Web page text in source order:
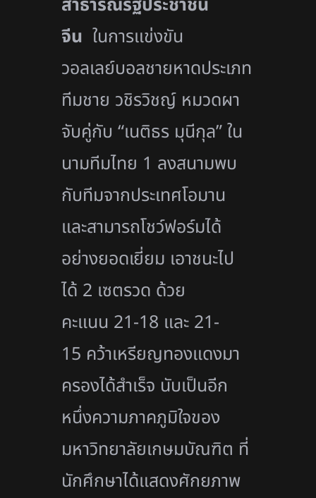
จีนในการแข่งขัน
วอลเลย์บอลชายหาดประเภท
ทีมชาย วชิรวิชญ์ หมวดผา
จับคู่กับ “เนติธร มุนีกุล” ใน
นามทีมไทย 1 ลงสนามพบ
กับทีมจากประเทศโอมาน
และสามารถโชว์ฟอร์มได้
อย่างยอดเยี่ยม เอาชนะไป
ได้ 2 เซตรวด ด้วย
คะแนน 21-18 และ 21-
15 คว้าเหรียญทองแดงมา
ครองได้สำเร็จ นับเป็นอีก
หนึ่งความภาคภูมิใจของ
มหาวิทยาลัยเกษมบัณฑิต ที่
นักศึกษาได้แสดงศักยภาพ